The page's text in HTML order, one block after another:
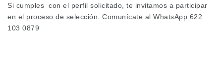
Si cumples con el perfil solicitado, te invitamos a participar
en el proceso de selección. Comunícate al WhatsApp 622
103 0879